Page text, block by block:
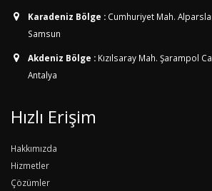
Karadeniz Bölge : Cumhuriyet Mah.
Samsun
Akdeniz Bölge : Kızılsaray Mah. Şarampol
Antalya
Hızlı Erişim
Hakkımızda
Hizmetler
Çözümler